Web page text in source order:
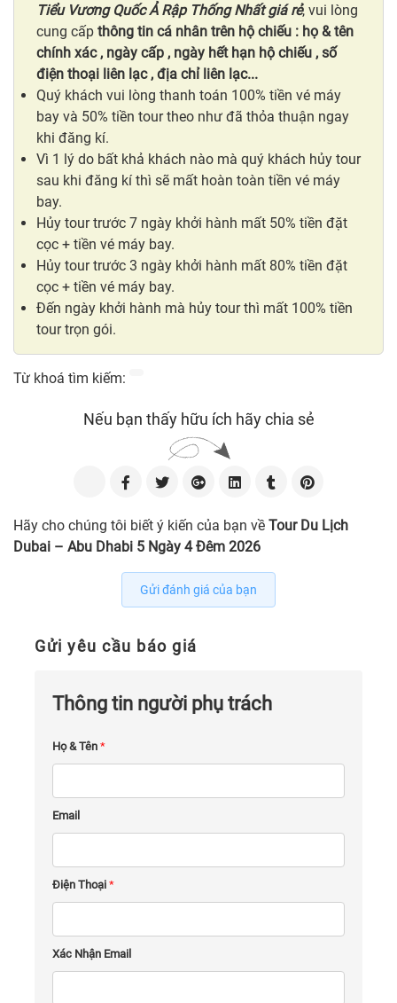
Tiểu Vương Quốc Ả Rập Thống Nhất giá rẻ, vui lòng
cung cấp thông tin cá nhân trên hộ chiếu : họ & tên
chính xác , ngày cấp , ngày hết hạn hộ chiếu , số
điện thoại liên lạc , địa chỉ liên lạc...
Quý khách vui lòng thanh toán 100% tiền vé máy
bay và 50% tiền tour theo như đã thỏa thuận ngay
khi đăng kí.
Vì 1 lý do bất khả khách nào mà quý khách hủy tour
sau khi đăng kí thì sẽ mất hoàn toàn tiền vé máy
bay.
Hủy tour trước 7 ngày khởi hành mất 50% tiền đặt
cọc + tiền vé máy bay.
Hủy tour trước 3 ngày khởi hành mất 80% tiền đặt
cọc + tiền vé máy bay.
Đến ngày khởi hành mà hủy tour thì mất 100% tiền
tour trọn gói.
Từ khoá tìm kiếm:
Nếu bạn thấy hữu ích hãy chia sẻ
Hãy cho chúng tôi biết ý kiến của bạn về Tour Du Lịch
Dubai – Abu Dhabi 5 Ngày 4 Đêm 2026
Gửi đánh giá của bạn
Gửi yêu cầu báo giá
Thông tin người phụ trách
Họ & Tên *
Email
Điện Thoại *
Xác Nhận Email